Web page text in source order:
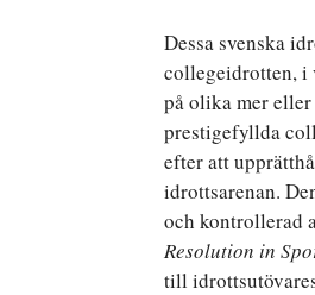
Dessa svenska
collegeidrotten, i
på olika mer
prestigefyllda
efter att
idrottsarenan.
och kontrollerad
Resolution in
till